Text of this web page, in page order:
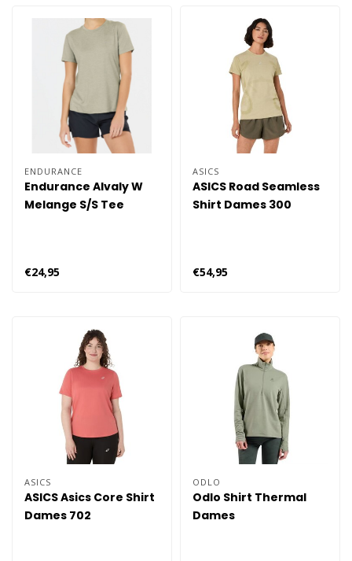
ENDURANCE
Endurance Alvaly W
Melange S/S Tee
€24,95
ASICS
ASICS Road Seamless
Shirt Dames 300
€54,95
ASICS
ASICS Asics Core Shirt
Dames 702
ODLO
Odlo Shirt Thermal
Dames